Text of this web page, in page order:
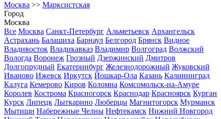
Москва >> Марксистская
Город
Москва
Все Москва Санкт-Петербург Альметьевск Архангельск
Астрахань Балашиха Барнаул Белгород Брянск Видное
Владивосток Владикавказ Владимир Волгоград Волжский
Вологда Воронеж Грозный Дзержинский Дмитров
Долгопрудный Екатеринбург Железнодорожный Жуковский
Иваново Ижевск Иркутск Йошкар-Ола Казань Калининград
Калуга Кемерово Киров Коломна Комсомольск-на-Амуре
Королев Кострома Красногорск Краснодар Красноярск Курган
Курск Липецк Лыткарино Люберцы Магнитогорск Мурманск
Мытищи Набережные Челны Нефтекамск Нижний Новгород